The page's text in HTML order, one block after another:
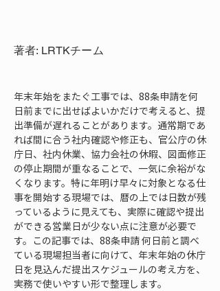
著者: LRTKチーム
年末年始をまたぐ工事では、88条申請を何
日前までに出せばよいかだけで考えると、提
出準備が遅れることがあります。通常期であ
れば間に合う社内確認や修正も、官公庁の休
庁日、社内休業、協力会社の休暇、図面修正
の停止期間が重なることで、一気に余裕がな
くなります。特に年明け早々に対象となる仕
事を開始する現場では、暦の上では日数が残
っているように見えても、実際に確認や提出
ができる営業日が少ない点に注意が必要で
す。この記事では、88条申請 何日前と調べ
ている現場担当者に向けて、年末年始の休庁
日を見込んだ提出スケジュールの考え方を、
実務で使いやすい形で整理します。